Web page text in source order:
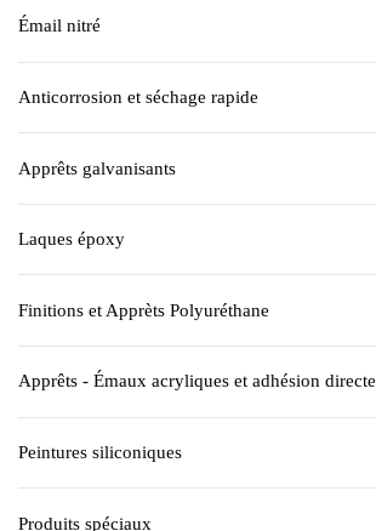
Émail nitré
Anticorrosion et séchage rapide
Apprêts galvanisants
Laques époxy
Finitions et Apprèts Polyuréthane
Apprêts - Émaux acryliques et adhésion directe
Peintures siliconiques
Produits spéciaux